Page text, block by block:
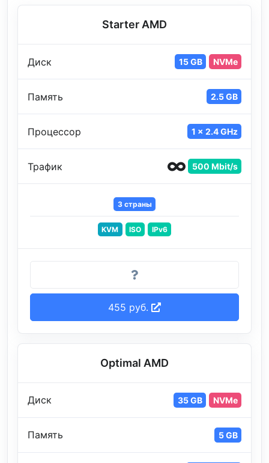
Starter AMD
Диск 15 GB NVMe
Память 2.5 GB
Процессор 1 x 2.4 GHz
Трафик 500 Mbit/s
3 страны
KVM ISO IPv6
455 руб.
Optimal AMD
Диск 35 GB NVMe
Память 5 GB